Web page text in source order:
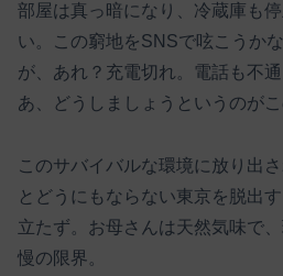
部屋は真っ暗になり、冷蔵庫も
い。この窮地をSNSで呟こうか
が、あれ？充電切れ。電話も不
あ、どうしましょうというのが
このサバイバルな環境に放り出
とどうにもならない東京を脱出
立たず。お母さんは天然気味で
慢の限界。